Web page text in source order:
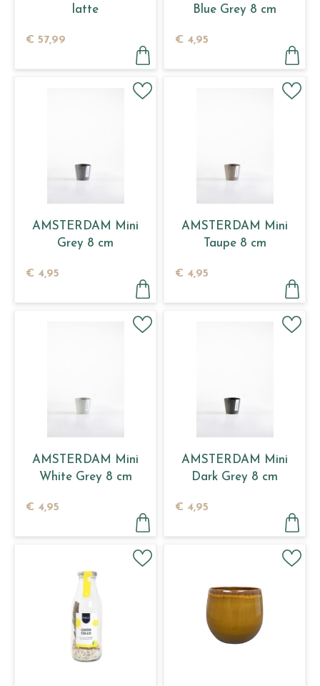
latte
€ 57,99
Blue Grey 8 cm
€ 4,95
AMSTERDAM Mini
Grey 8 cm
€ 4,95
AMSTERDAM Mini
Taupe 8 cm
€ 4,95
AMSTERDAM Mini
White Grey 8 cm
€ 4,95
AMSTERDAM Mini
Dark Grey 8 cm
€ 4,95